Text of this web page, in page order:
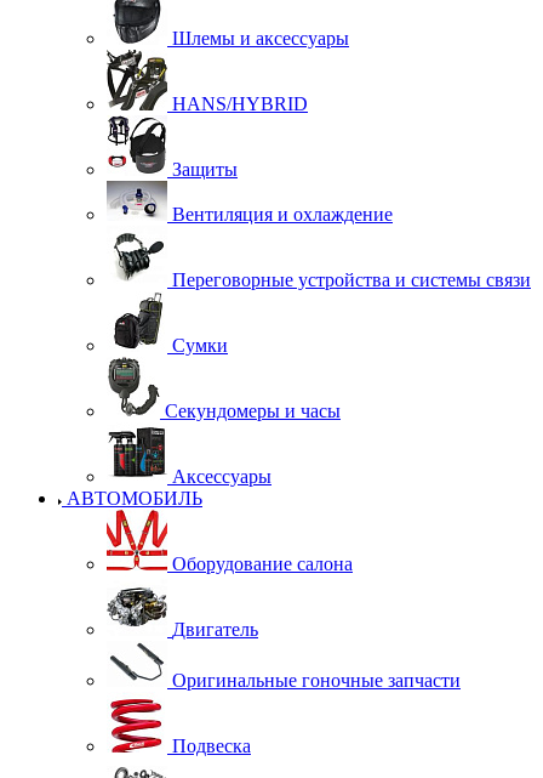
Шлемы и аксессуары
HANS/HYBRID
Защиты
Вентиляция и охлаждение
Переговорные устройства и системы связи
Сумки
Секундомеры и часы
Аксессуары
АВТОМОБИЛЬ
Оборудование салона
Двигатель
Оригинальные гоночные запчасти
Подвеска